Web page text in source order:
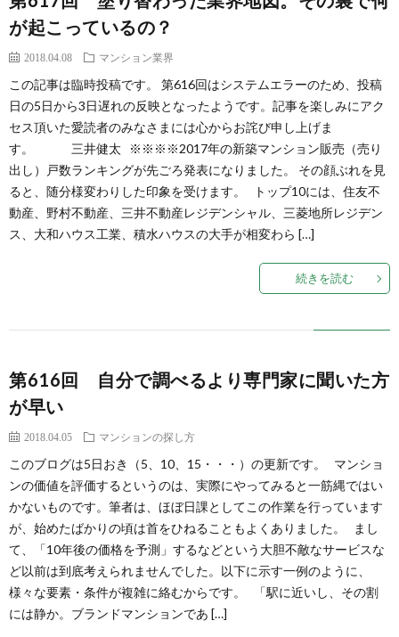
が起こっているの？
2018.04.08 マンション業界
この記事は臨時投稿です。 第616回はシステムエラーのため、投稿
日の5日から3日遅れの反映となったようです。記事を楽しみにアク
セス頂いた愛読者のみなさまには心からお詫び申し上げま
す。 三井健太 ※※※※2017年の新築マンション販売（売り
出し）戸数ランキングが先ごろ発表になりました。 その顔ぶれを見
ると、随分様変わりした印象を受けます。 トップ10には、住友不
動産、野村不動産、三井不動産レジデンシャル、三菱地所レジデン
ス、大和ハウス工業、積水ハウスの大手が相変わら […]
続きを読む
第616回 自分で調べるより専門家に聞いた方
が早い
2018.04.05 マンションの探し方
このブログは5日おき（5、10、15・・・）の更新です。 マンショ
ンの価値を評価するというのは、実際にやってみると一筋縄ではい
かないものです。筆者は、ほぼ日課としてこの作業を行っています
が、始めたばかりの頃は首をひねることもよくありました。 まし
て、「10年後の価格を予測」するなどという大胆不敵なサービスな
ど以前は到底考えられませんでした。以下に示す一例のように、
様々な要素・条件が複雑に絡むからです。 「駅に近いし、その割
には静か。ブランドマンションであ […]